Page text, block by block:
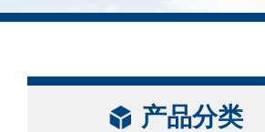
产品分类